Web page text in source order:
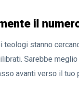
il
stanno
Sarebbe
avanti verso il